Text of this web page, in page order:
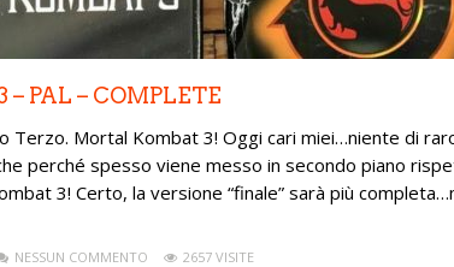
PAL – COMPLETE
Terzo. Mortal Kombat 3! Oggi cari miei…niente di
perché spesso viene messo in secondo piano
3! Certo, la versione “finale” sarà più
NESSUN COMMENTO 2657 VISITE